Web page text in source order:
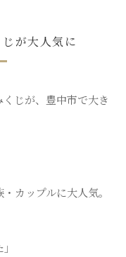
が大人気に
じが、豊中市で大き
カップルに大人気。